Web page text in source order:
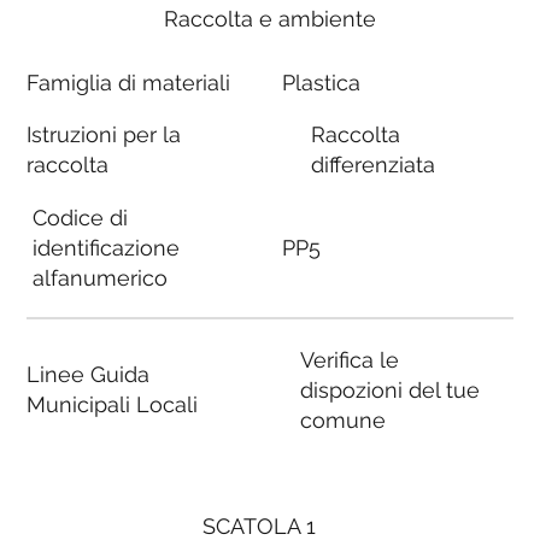
SCATOLA 1
Raccolta e ambiente
Famiglia di materiali
Istruzioni per la
raccolta
Codice di
identificazione
alfanumerico
Linee Guida
Municipali Locali
Plastica
Raccolta
differenziata
PP5
Verifica le
dispozioni del tue
comune